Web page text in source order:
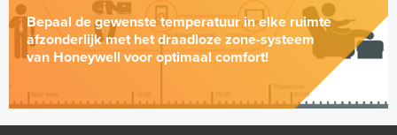
Bepaal de gewenste temperatuur in elke ruimte
afzonderlijk met het draadloze zone-systeem
van Honeywell voor optimaal comfort!